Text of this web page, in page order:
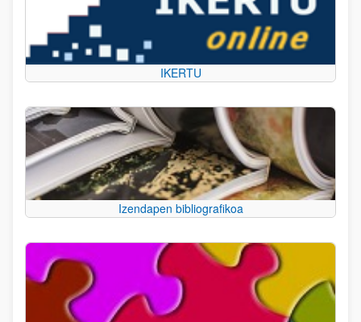
IKERTU
Izendapen bibliografikoa